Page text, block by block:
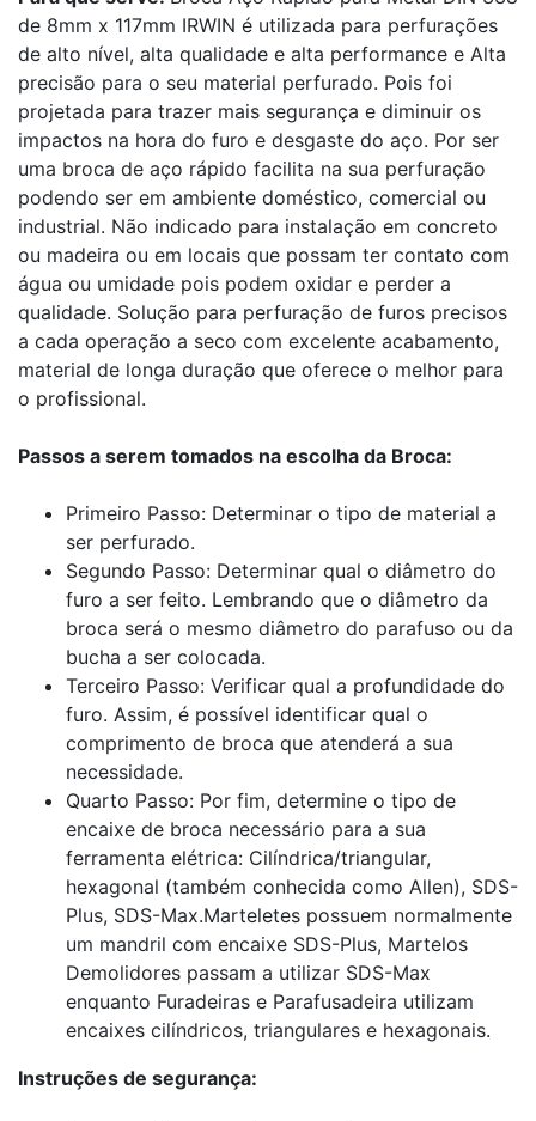
de 8mm x 117mm IRWIN é utilizada para perfurações
de alto nível, alta qualidade e alta performance e Alta
precisão para o seu material perfurado. Pois foi
projetada para trazer mais segurança e diminuir os
impactos na hora do furo e desgaste do aço. Por ser
uma broca de aço rápido facilita na sua perfuração
podendo ser em ambiente doméstico, comercial ou
industrial. Não indicado para instalação em concreto
ou madeira ou em locais que possam ter contato com
água ou umidade pois podem oxidar e perder a
qualidade. Solução para perfuração de furos precisos
a cada operação a seco com excelente acabamento,
material de longa duração que oferece o melhor para
o profissional.
Passos a serem tomados na escolha da Broca:
Primeiro Passo: Determinar o tipo de material a
ser perfurado.
Segundo Passo: Determinar qual o diâmetro do
furo a ser feito. Lembrando que o diâmetro da
broca será o mesmo diâmetro do parafuso ou da
bucha a ser colocada.
Terceiro Passo: Verificar qual a profundidade do
furo. Assim, é possível identificar qual o
comprimento de broca que atenderá a sua
necessidade.
Quarto Passo: Por fim, determine o tipo de
encaixe de broca necessário para a sua
ferramenta elétrica: Cilíndrica/triangular,
hexagonal (também conhecida como Allen), SDS-
Plus, SDS-Max.Marteletes possuem normalmente
um mandril com encaixe SDS-Plus, Martelos
Demolidores passam a utilizar SDS-Max
enquanto Furadeiras e Parafusadeira utilizam
encaixes cilíndricos, triangulares e hexagonais.
Instruções de segurança: